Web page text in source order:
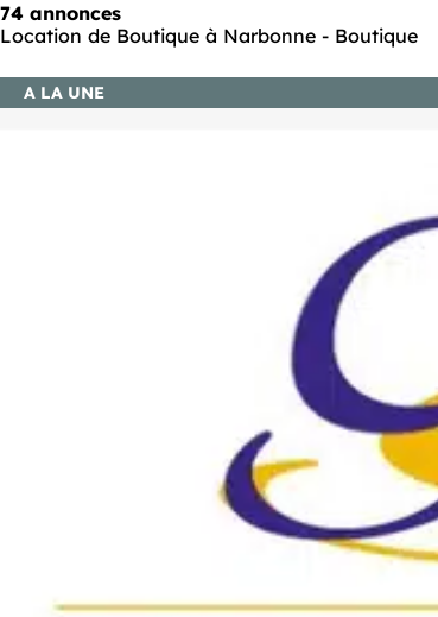
74 annonces
Location de Boutique à Narbonne - Boutique
A LA UNE